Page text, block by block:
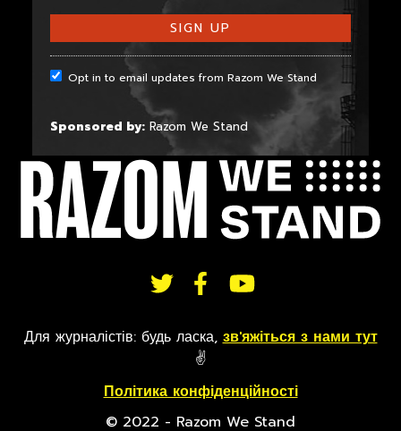
Opt in to email updates from Razom We Stand
Sponsored by: Razom We Stand
СЛІДКУЙТЕ
Для журналістів: будь ласка,зв'яжіться з нами тут
✌
Політика конфіденційності
© 2022 - Razom We Stand